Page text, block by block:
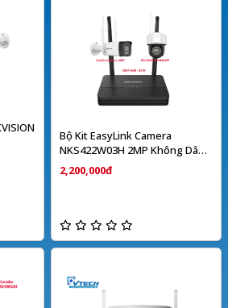
Bộ Kit EasyLink Camera
NKS422W03H 2MP Không Dây
HIKVISION
2,200,000đ